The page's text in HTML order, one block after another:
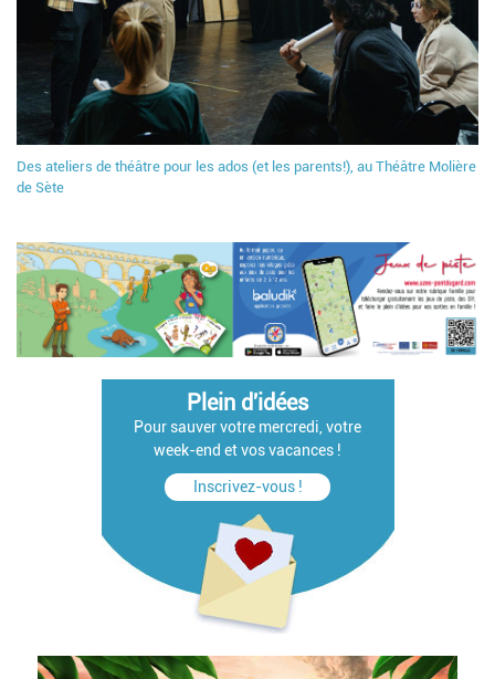
Des ateliers de théâtre pour les ados (et les parents!), au Théâtre Molière
de Sète
Plein d'idées
Pour sauver votre mercredi, votre
week-end et vos vacances !
Inscrivez-vous !